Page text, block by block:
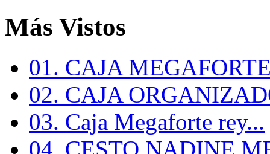
Más Vistos
01. CAJA
02. CAJA
03. Caja Megaforte rey...
04. CESTO NADINE